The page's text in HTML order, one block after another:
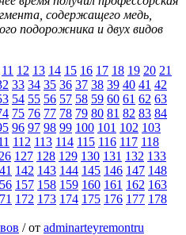
содержащего медь,
подорожника и двух видов
11 12 13 14 15 16 17 18 19 20 21
33 34 35 36 37 38 39 40 41 42
54 55 56 57 58 59 60 61 62 63
75 76 77 78 79 80 81 82 83 84
96 97 98 99 100 101 102 103
112 113 114 115 116 117 118
127 128 129 130 131 132 133
142 143 144 145 146 147 148
157 158 159 160 161 162 163
172 173 174 175 176 177 178
/от adminarteyremontru